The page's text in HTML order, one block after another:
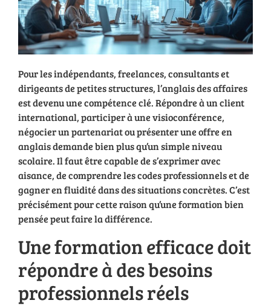
Pour les indépendants, freelances, consultants et
dirigeants de petites structures, l’anglais des affaires
est devenu une compétence clé. Répondre à un client
international, participer à une visioconférence,
négocier un partenariat ou présenter une offre en
anglais demande bien plus qu’un simple niveau
scolaire. Il faut être capable de s’exprimer avec
aisance, de comprendre les codes professionnels et de
gagner en fluidité dans des situations concrètes. C’est
précisément pour cette raison qu’une formation bien
pensée peut faire la différence.
Une formation efficace doit
répondre à des besoins
professionnels réels